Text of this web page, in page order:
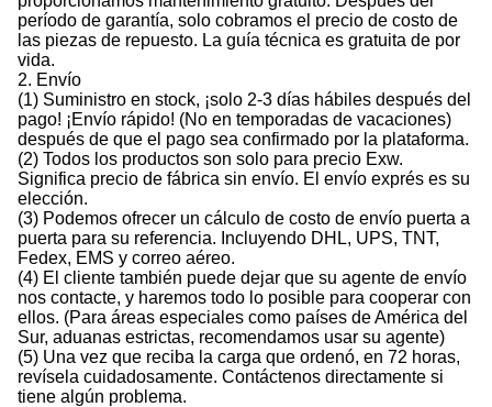
período de garantía, solo cobramos el precio de costo de
las piezas de repuesto. La guía técnica es gratuita de por
vida.
2. Envío
(1) Suministro en stock, ¡solo 2-3 días hábiles después del
pago! ¡Envío rápido! (No en temporadas de vacaciones)
después de que el pago sea confirmado por la plataforma.
(2) Todos los productos son solo para precio Exw.
Significa precio de fábrica sin envío. El envío exprés es su
elección.
(3) Podemos ofrecer un cálculo de costo de envío puerta a
puerta para su referencia. Incluyendo DHL, UPS, TNT,
Fedex, EMS y correo aéreo.
(4) El cliente también puede dejar que su agente de envío
nos contacte, y haremos todo lo posible para cooperar con
ellos. (Para áreas especiales como países de América del
Sur, aduanas estrictas, recomendamos usar su agente)
(5) Una vez que reciba la carga que ordenó, en 72 horas,
revísela cuidadosamente. Contáctenos directamente si
tiene algún problema.